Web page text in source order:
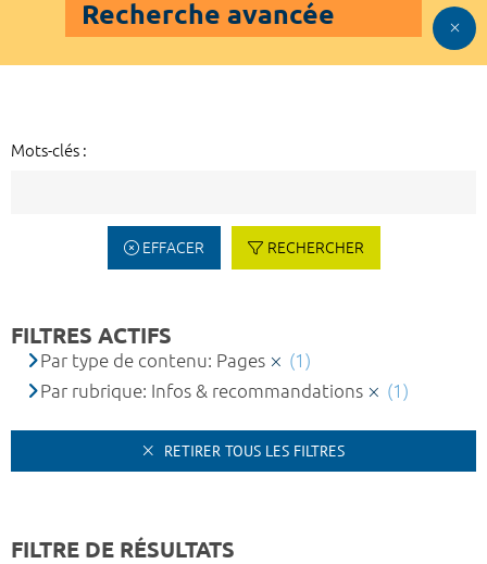
Recherche avancée
Mots-clés :
EFFACER RECHERCHER
FILTRES ACTIFS
Par type de contenu: Pages
(1)
Par rubrique: Infos & recommandations
(1)
RETIRER TOUS LES FILTRES
FILTRE DE RÉSULTATS